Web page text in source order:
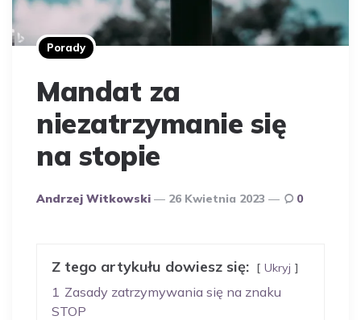
Porady
Mandat za
niezatrzymanie się
na stopie
Opublikowany
Andrzej Witkowski 26 Kwietnia 2023 0
Z tego artykułu dowiesz się: Ukryj
1 Zasady zatrzymywania się na znaku
STOP